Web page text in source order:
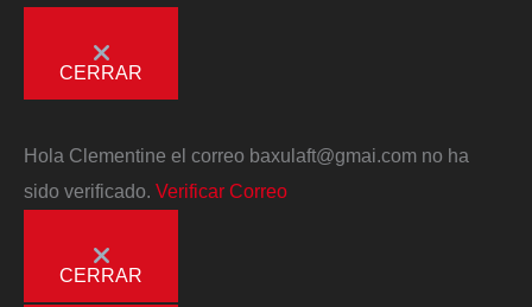
CERRAR
Hola Clementine el correo baxulaft@gmai.com no ha
sido verificado. Verificar Correo
CERRAR